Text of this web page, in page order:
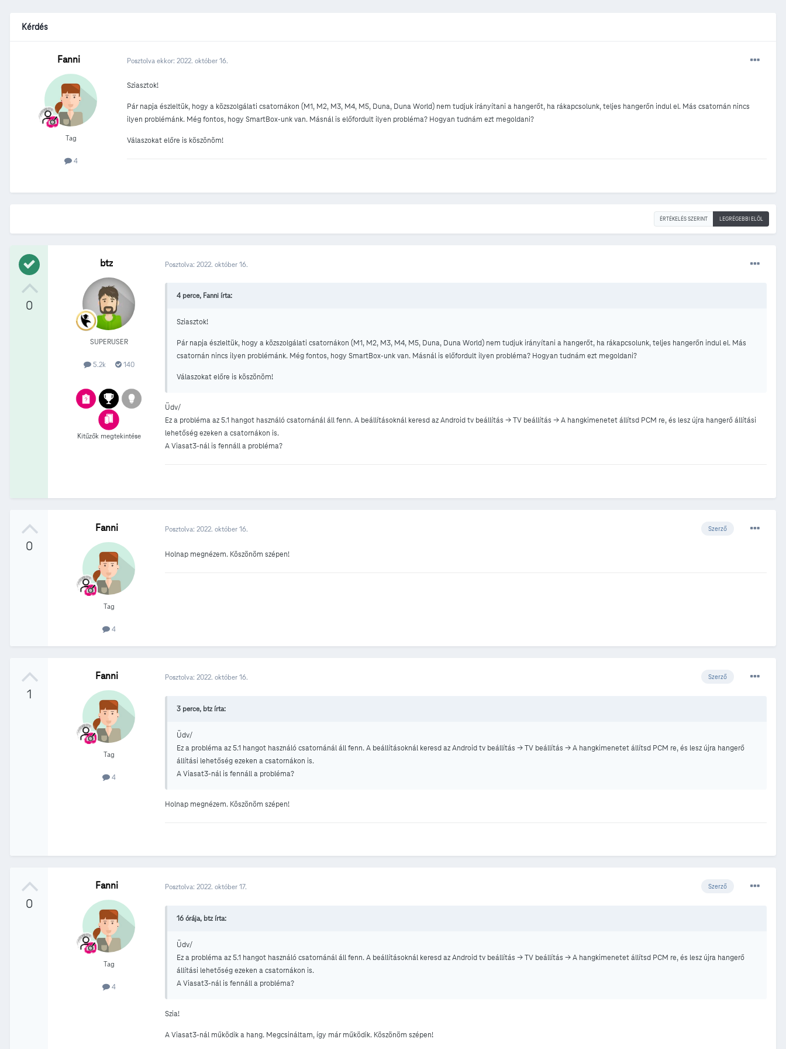
Kérdés
Fanni
Tag
4
Posztolva ekkor: 2022. október 16.
Sziasztok!
Pár napja észleltük, hogy a közszolgálati csatornákon (M1, M2, M3, M4, M5, Duna, Duna World) nem tudjuk irányítani a hangerőt, ha rákapcsolunk, teljes hangerőn indul el. Más csatornán nincs
ilyen problémánk. Még fontos, hogy SmartBox-unk van. Másnál is előfordult ilyen probléma? Hogyan tudnám ezt megoldani?
Válaszokat előre is köszönöm!
ÉRTÉKELÉS SZERINT LEGRÉGEBBI ELÖL
0
btz
SUPERUSER
5.2k 140
Kitűzők megtekintése
Posztolva: 2022. október 16.
4 perce, Fanni írta:
Sziasztok!
Pár napja észleltük, hogy a közszolgálati csatornákon (M1, M2, M3, M4, M5, Duna, Duna World) nem tudjuk irányítani a hangerőt, ha rákapcsolunk, teljes hangerőn indul el. Más
csatornán nincs ilyen problémánk. Még fontos, hogy SmartBox-unk van. Másnál is előfordult ilyen probléma? Hogyan tudnám ezt megoldani?
Válaszokat előre is köszönöm!
Üdv/
Ez a probléma az 5.1 hangot használó csatornánál áll fenn. A beállításoknál keresd az Android tv beállítás -> TV beállítás -> A hangkimenetet állítsd PCM re, és lesz újra hangerő állítási
lehetőség ezeken a csatornákon is.
A Viasat3-nál is fennáll a probléma?
0
Fanni
Tag
4
Szerző
Posztolva: 2022. október 16.
Holnap megnézem. Köszönöm szépen!
1
Fanni
Tag
4
Szerző
Posztolva: 2022. október 16.
3 perce, btz írta:
Üdv/
Ez a probléma az 5.1 hangot használó csatornánál áll fenn. A beállításoknál keresd az Android tv beállítás -> TV beállítás -> A hangkimenetet állítsd PCM re, és lesz újra hangerő
állítási lehetőség ezeken a csatornákon is.
A Viasat3-nál is fennáll a probléma?
Holnap megnézem. Köszönöm szépen!
0
Fanni
Tag
4
Szerző
Posztolva: 2022. október 17.
16 órája, btz írta:
Üdv/
Ez a probléma az 5.1 hangot használó csatornánál áll fenn. A beállításoknál keresd az Android tv beállítás -> TV beállítás -> A hangkimenetet állítsd PCM re, és lesz újra hangerő
állítási lehetőség ezeken a csatornákon is.
A Viasat3-nál is fennáll a probléma?
Szia!
A Viasat3-nál működik a hang. Megcsináltam, így már működik. Köszönöm szépen!